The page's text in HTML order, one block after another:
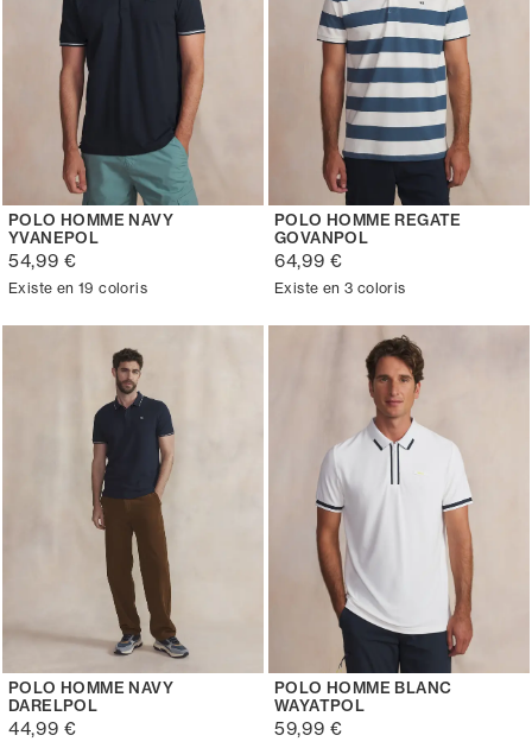
POLO HOMME NAVY
YVANEPOL
54,99 €
Existe en 19 coloris
POLO HOMME REGATE
GOVANPOL
64,99 €
Existe en 3 coloris
POLO HOMME NAVY
DARELPOL
44,99 €
POLO HOMME BLANC
WAYATPOL
59,99 €